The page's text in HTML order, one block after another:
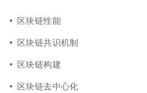
区块链性能
区块链共识机制
区块链构建
区块链去中心化